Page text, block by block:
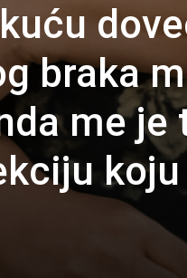
braka
me je